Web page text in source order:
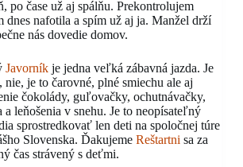
po čase už aj spálňu. Prekontrolujem
dnes nafotila a spím už aj ja. Manžel drží
nás dovedie domov.
Javorník je jedna veľká zábavná jazda. Je
je to čarovné, plné smiechu ale aj
čokolády, guľovačky, ochutnávačky,
leňošenia v snehu. Je to neopísateľný
sprostredkovať len deti na spoločnej túre
Slovenska. Ďakujeme Reštartni sa za
čas strávený s deťmi.